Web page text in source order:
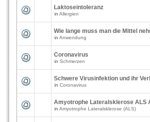
Laktoseintoleranz
in Allergien
Wie lange muss man die Mittel
in Anwendung
Coronavirus
in Schmerzen
Schwere Virusinfektion und ihr
in Coronavirus
Amyotrophe Lateralsklerose ALS
in Amyotrophe Lateralsklerose (ALS)